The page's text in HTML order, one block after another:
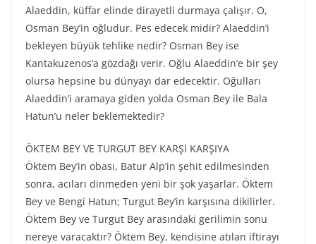
Alaeddin, küffar elinde dirayetli durmaya çalışır. O,
Osman Bey’in oğludur. Pes edecek midir? Alaeddin’i
bekleyen büyük tehlike nedir? Osman Bey ise
Kantakuzenos’a gözdağı verir. Oğlu Alaeddin’e bir şey
olursa hepsine bu dünyayı dar edecektir. Oğulları
Alaeddin’i aramaya giden yolda Osman Bey ile Bala
Hatun’u neler beklemektedir?
ÖKTEM BEY VE TURGUT BEY KARŞI KARŞIYA
Öktem Bey’in obası, Batur Alp’in şehit edilmesinden
sonra, acıları dinmeden yeni bir şok yaşarlar. Öktem
Bey ve Bengi Hatun; Turgut Bey’in karşısına dikilirler.
Öktem Bey ve Turgut Bey arasındaki gerilimin sonu
nereye varacaktır? Öktem Bey, kendisine atılan iftirayı